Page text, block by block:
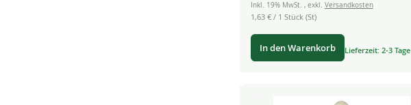
Inkl. 19% MwSt. , exkl. Versandkosten
1,63 €/ 1 Stück (St)
In den Warenkorb Lieferzeit: 2-3 Tage